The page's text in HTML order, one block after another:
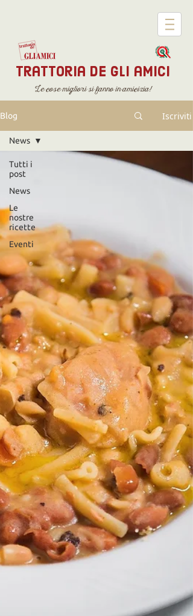
trattoria de gli amici
Le cose migliori si fanno in amicizia!
Blog Iscriviti
Tutti i
post
News
Le
nostre
ricette
Eventi
News